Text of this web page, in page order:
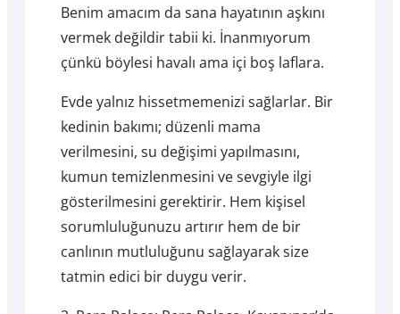
Benim amacım da sana hayatının aşkını
vermek değildir tabii ki. İnanmıyorum
çünkü böylesi havalı ama içi boş laflara.
Evde yalnız hissetmemenizi sağlarlar. Bir
kedinin bakımı; düzenli mama
verilmesini, su değişimi yapılmasını,
kumun temizlenmesini ve sevgiyle ilgi
gösterilmesini gerektirir. Hem kişisel
sorumluluğunuzu artırır hem de bir
canlının mutluluğunu sağlayarak size
tatmin edici bir duygu verir.